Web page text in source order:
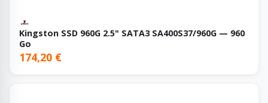
Kingston SSD 960G 2.5" SATA3 SA400S37/960G — 960
Go
174,20 €